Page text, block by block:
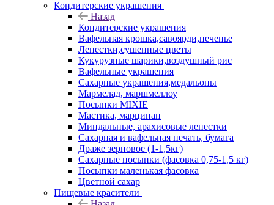
Кондитерские украшения
Назад
Кондитерские украшения
Вафельная крошка,савоярди,печенье
Лепестки,сушенные цветы
Кукурузные шарики,воздушный рис
Вафельные украшения
Сахарные украшения,медальоны
Мармелад, маршмеллоу
Посыпки MIXIE
Мастика, марципан
Миндальные, арахисовые лепестки
Сахарная и вафельная печать, бумага
Драже зерновое (1-1,5кг)
Сахарные посыпки (фасовка 0,75-1,5 кг)
Посыпки маленькая фасовка
Цветной сахар
Пищевые красители